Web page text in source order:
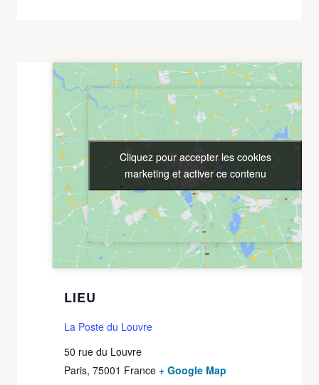
LIEU
La Poste du Louvre
50 rue du Louvre
Paris, 75001 France + Google Map
Cliquez pour accepter les cookies
marketing et activer ce contenu
Cliquez pour accepter les cookies
marketing et activer ce contenu